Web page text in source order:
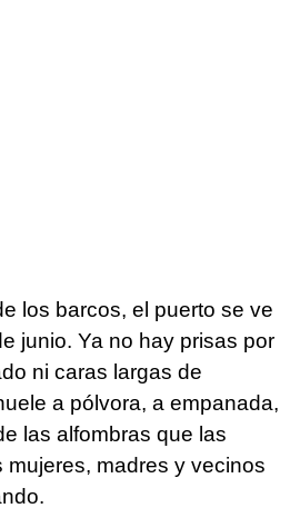
los barcos, el puerto se ve
junio. Ya no hay prisas por
ni caras largas de
a pólvora, a empanada,
las alfombras que las
mujeres, madres y vecinos